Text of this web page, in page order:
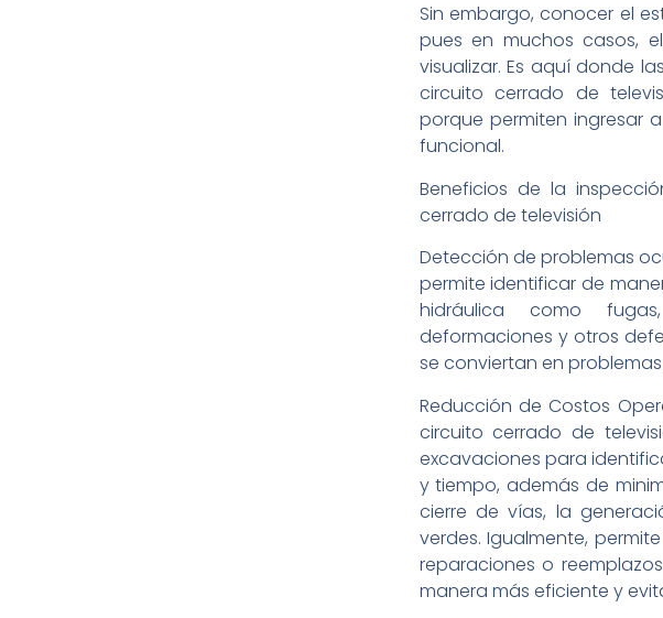
Sin embargo, conocer el
pues en muchos casos,
visualizar. Es aquí donde
circuito cerrado de
porque permiten ingresar
funcional.
Beneficios de la
cerrado de televisión
Detección de problemas
permite identificar de
hidráulica como fugas,
deformaciones y otros
se conviertan en
Reducción de Costos
circuito cerrado de
excavaciones para
y tiempo, además de
cierre de vías, la
verdes. Igualmente,
reparaciones o
manera más eficiente y